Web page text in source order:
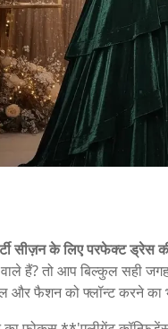
सीज़न के लिए परफेक्ट ड्रेस
हैं? तो आप बिल्कुल सही जगह
और फैशन को फ्लॉन्ट करने का